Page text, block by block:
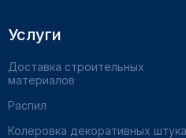
Услуги
Доставка строительных
материалов
Распил
Колеровка декоративных